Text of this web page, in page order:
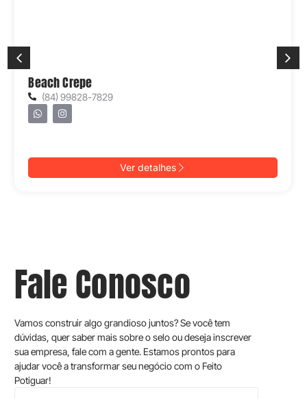
Beach Crepe
(84) 99828-7829
Ver detalhes
Fale Conosco
Vamos construir algo grandioso juntos? Se você tem
dúvidas, quer saber mais sobre o selo ou deseja inscrever
sua empresa, fale com a gente. Estamos prontos para
ajudar você a transformar seu negócio com o Feito
Potiguar!